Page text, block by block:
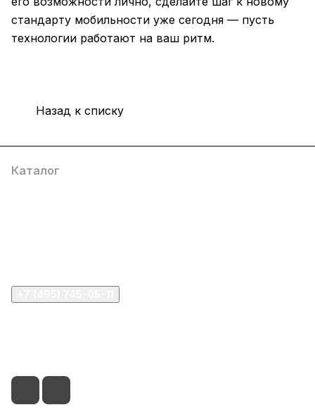
стандарту мобильности уже сегодня — пусть
технологии работают на ваш ритм.
Назад к списку
Каталог